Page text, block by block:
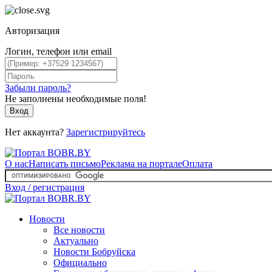
Авторизация
Логин, телефон или email
Забыли пароль?
Не заполнены необходимые поля!
Вход
Нет аккаунта? Зарегистрируйтесь
О насНаписать письмоРеклама на порталеОплата
Вход / регистрация
Новости
Все новости
Актуально
Новости Бобруйска
Официально